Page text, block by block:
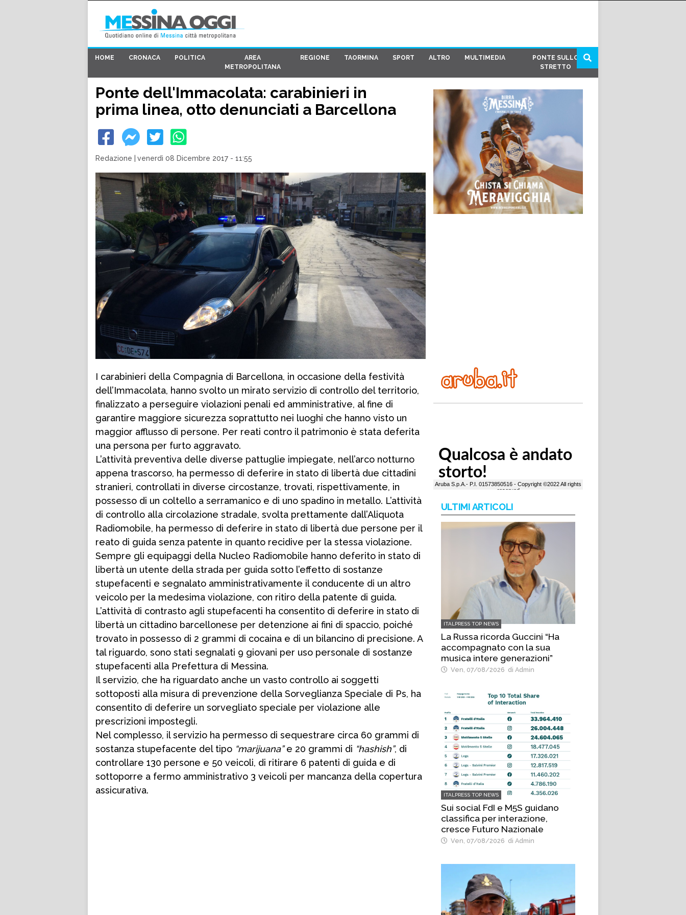
HOME CRONACA POLITICA
AREA
METROPOLITANA
REGIONE TAORMINA SPORT ALTRO MULTIMEDIA
PONTE SULLO
STRETTO
Ponte dell'Immacolata: carabinieri in
prima linea, otto denunciati a Barcellona
Redazione venerdì 08 Dicembre 2017 - 11:55
I carabinieri della Compagnia di Barcellona, in occasione della festività
dell’Immacolata, hanno svolto un mirato servizio di controllo del territorio,
finalizzato a perseguire violazioni penali ed amministrative, al fine di
garantire maggiore sicurezza soprattutto nei luoghi che hanno visto un
maggior afflusso di persone. Per reati contro il patrimonio è stata deferita
una persona per furto aggravato.
L’attività preventiva delle diverse pattuglie impiegate, nell’arco notturno
appena trascorso, ha permesso di deferire in stato di libertà due cittadini
stranieri, controllati in diverse circostanze, trovati, rispettivamente, in
possesso di un coltello a serramanico e di uno spadino in metallo. L’attività
di controllo alla circolazione stradale, svolta prettamente dall’Aliquota
Radiomobile, ha permesso di deferire in stato di libertà due persone per il
reato di guida senza patente in quanto recidive per la stessa violazione.
Sempre gli equipaggi della Nucleo Radiomobile hanno deferito in stato di
libertà un utente della strada per guida sotto l’effetto di sostanze
stupefacenti e segnalato amministrativamente il conducente di un altro
veicolo per la medesima violazione, con ritiro della patente di guida.
L’attività di contrasto agli stupefacenti ha consentito di deferire in stato di
libertà un cittadino barcellonese per detenzione ai fini di spaccio, poiché
trovato in possesso di 2 grammi di cocaina e di un bilancino di precisione. A
tal riguardo, sono stati segnalati 9 giovani per uso personale di sostanze
stupefacenti alla Prefettura di Messina.
Il servizio, che ha riguardato anche un vasto controllo ai soggetti
sottoposti alla misura di prevenzione della Sorveglianza Speciale di Ps, ha
consentito di deferire un sorvegliato speciale per violazione alle
prescrizioni impostegli.
Nel complesso, il servizio ha permesso di sequestrare circa 60 grammi di
sostanza stupefacente del tipo “marijuana”e 20 grammi di “hashish”, di
controllare 130 persone e 50 veicoli, di ritirare 6 patenti di guida e di
sottoporre a fermo amministrativo 3 veicoli per mancanza della copertura
assicurativa.
ULTIMI ARTICOLI
ITALPRESS TOP NEWS
La Russa ricorda Guccini “Ha
accompagnato con la sua
musica intere generazioni”
Ven, 07/08/2026 di Admin
ITALPRESS TOP NEWS
Sui social FdI e M5S guidano
classifica per interazione,
cresce Futuro Nazionale
Ven, 07/08/2026 di Admin